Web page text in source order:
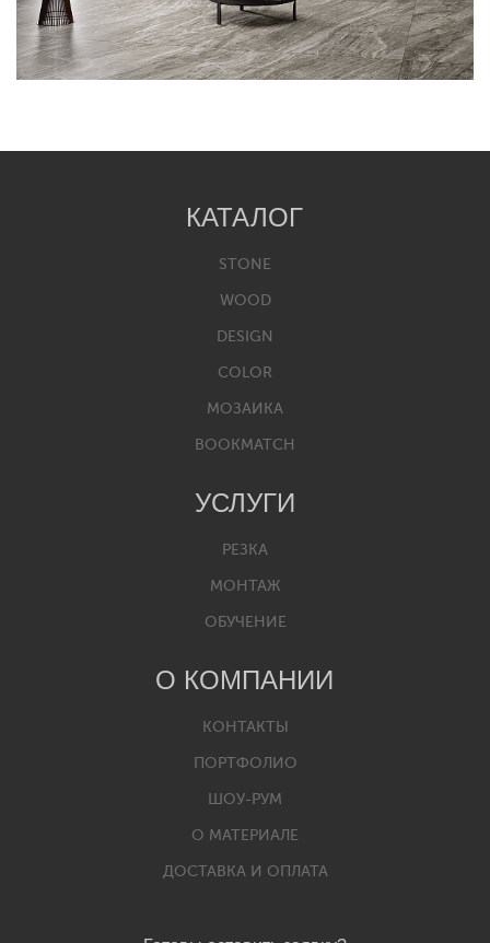
КАТАЛОГ
STONE
WOOD
DESIGN
COLOR
МОЗАИКА
BOOKMATCH
УСЛУГИ
РЕЗКА
МОНТАЖ
ОБУЧЕНИЕ
О КОМПАНИИ
КОНТАКТЫ
ПОРТФОЛИО
ШОУ-РУМ
О МАТЕРИАЛЕ
ДОСТАВКА И ОПЛАТА